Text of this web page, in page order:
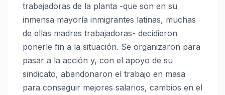
trabajadoras de la planta -que son en su
inmensa mayoría inmigrantes latinas, muchas
de ellas madres trabajadoras- decidieron
ponerle fin a la situación. Se organizaron para
pasar a la acción y, con el apoyo de su
sindicato, abandonaron el trabajo en masa
para conseguir mejores salarios, cambios en el